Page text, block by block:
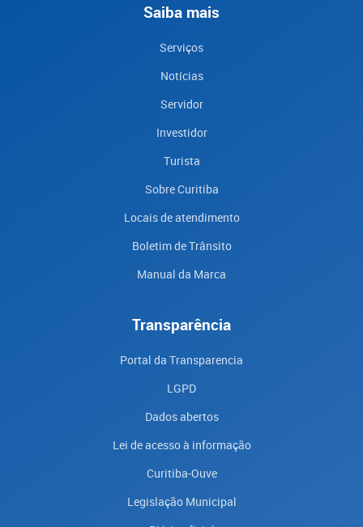
Saiba mais
Serviços
Notícias
Servidor
Investidor
Turista
Sobre Curitiba
Locais de atendimento
Boletim de Trânsito
Manual da Marca
Transparência
Portal da Transparencia
LGPD
Dados abertos
Lei de acesso à informação
Curitiba-Ouve
Legislação Municipal